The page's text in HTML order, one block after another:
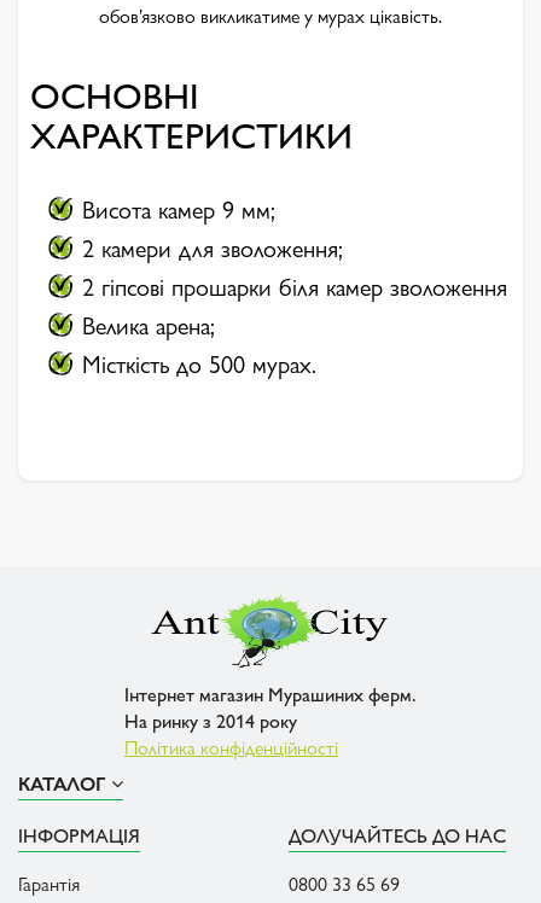
обов’язково викликатиме у мурах цікавість.
ОСНОВНІ
ХАРАКТЕРИСТИКИ
Висота камер 9 мм;
2 камери для зволоження;
2 гіпсові прошарки біля камер зволоження
Велика арена;
Місткість до 500 мурах.
Інтернет магазин Мурашиних ферм.
На ринку з 2014 року
Політика конфіденційності
КАТАЛОГ
ІНФОРМАЦІЯ
Гарантія
ДОЛУЧАЙТЕСЬ ДО НАС
0800 33 65 69